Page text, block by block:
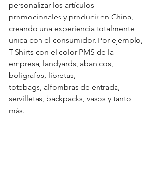
personalizar los artículos
promocionales y producir en China,
creando una experiencia totalmente
única con el consumidor. Por ejemplo,
T-Shirts con el color PMS de la
empresa, landyards, abanicos,
bolígrafos, libretas,
totebags, alfombras de entrada,
servilletas, backpacks, vasos y tanto
más.